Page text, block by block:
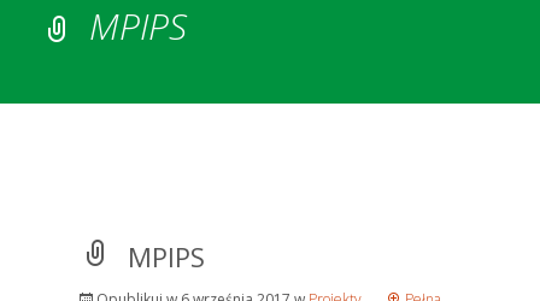
MPIPS
MPIPS